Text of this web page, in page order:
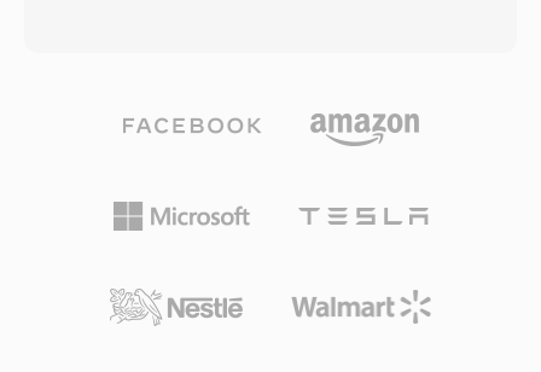
membuat pemutaran real-time layak dilakukan
pada prosesor yang lambat. Meskipun
sejarah komputasi sebagai salah satu format
dari era ini sesekali muncul dalam arsip
retrocomputing. SoX dan ffmpeg dapat
lagu tiga menit bisa memakan waktu 30 menit
beberapa generasi codec: versi awal
menggunakan codec ucapan bitrate rendah
selanjutnya (RealAudio 10, dibangun di atas